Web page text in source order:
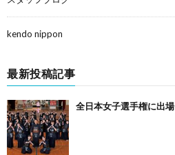
kendo nippon
最新投稿記事
全日本女子選手権に出場